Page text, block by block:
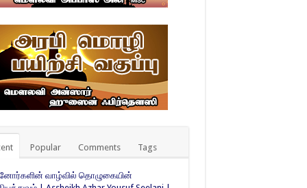
Popular Comments Tags
வாழ்வில் தொழுகையின்